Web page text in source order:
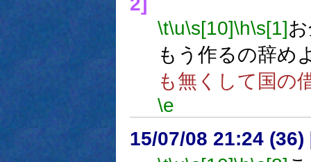
\t\u\s[10]\h\s[1]
もう作るの辞め
も無くして国の
\e
15/07/08 21:24 (36)